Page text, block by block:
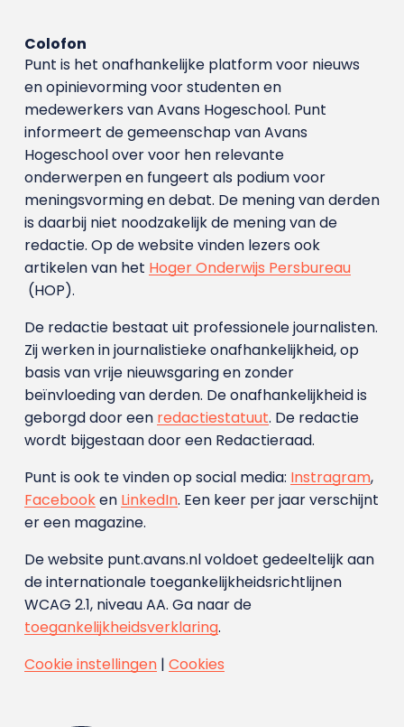
Colofon
Punt is het onafhankelijke platform voor nieuws
en opinievorming voor studenten en
medewerkers van Avans Hoge­school. Punt
informeert de gemeenschap van Avans
Hogeschool over voor hen relevante
onderwerpen en fungeert als podium voor
meningsvorming en debat. De mening van derden
is daarbij niet noodzakelijk de mening van de
redactie. Op de website vinden lezers ook
artikelen van het Hoger Onderwijs Persbureau
(HOP).
De redactie bestaat uit professionele journalisten.
Zij werken in journalistieke onafhankelijkheid, op
basis van vrije nieuwsgaring en zonder
beïnvloeding van derden. De onafhankelijkheid is
geborgd door een redactiestatuut. De redactie
wordt bijgestaan door een Redactieraad.
Punt is ook te vinden op social media: Instragram,
Facebooken LinkedIn. Een keer per jaar verschijnt
er een magazine.
De website punt.avans.nl voldoet gedeeltelijk aan
de internationale toegankelijkheidsrichtlijnen
WCAG 2.1, niveau AA. Ga naar de
toegankelijkheidsverklaring.
Cookie instellingen| Cookies